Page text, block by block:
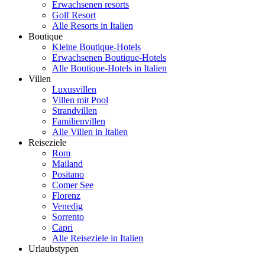
Erwachsenen resorts
Golf Resort
Alle Resorts in Italien
Boutique
Kleine Boutique-Hotels
Erwachsenen Boutique-Hotels
Alle Boutique-Hotels in Italien
Villen
Luxusvillen
Villen mit Pool
Strandvillen
Familienvillen
Alle Villen in Italien
Reiseziele
Rom
Mailand
Positano
Comer See
Florenz
Venedig
Sorrento
Capri
Alle Reiseziele in Italien
Urlaubstypen